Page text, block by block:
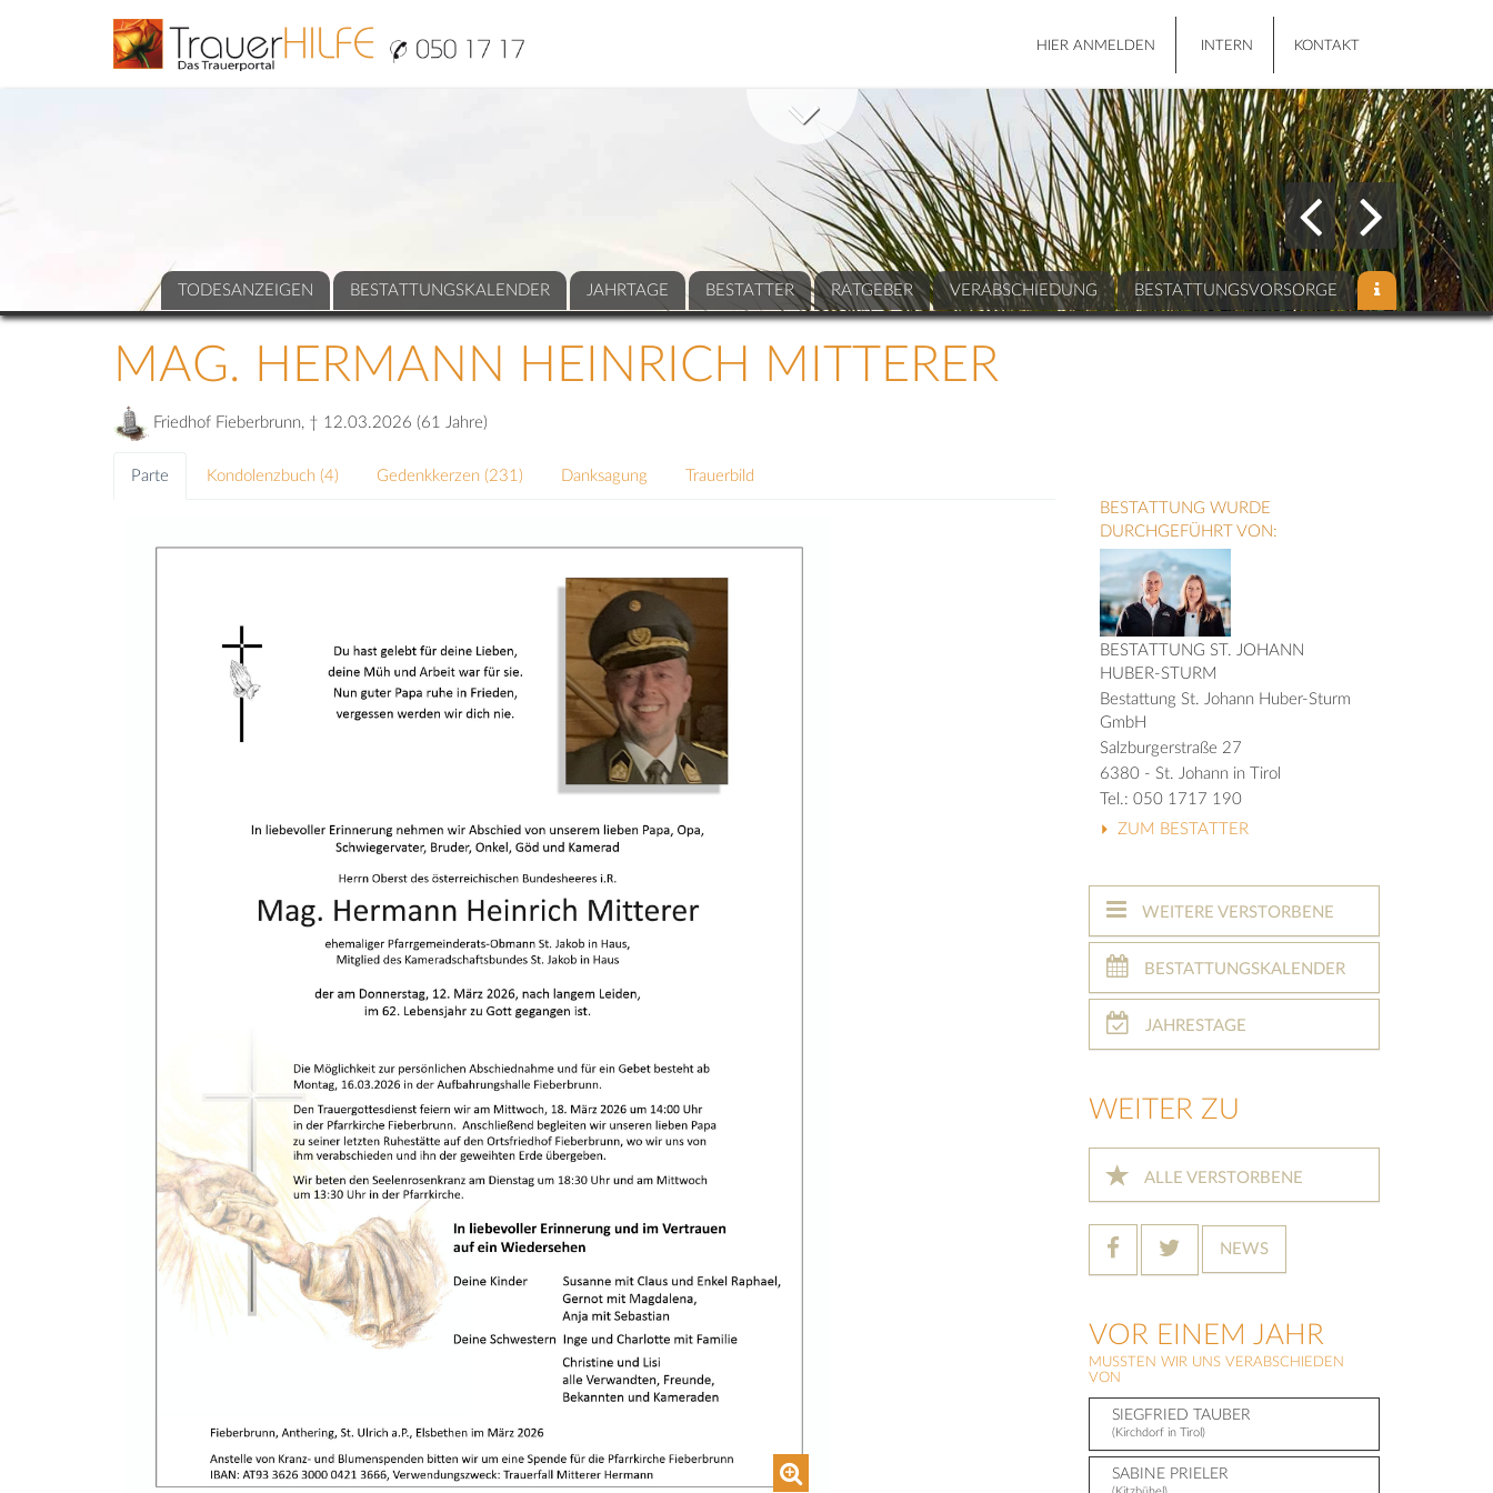
HIER ANMELDEN INTERN KONTAKT
TODESANZEIGEN BESTATTUNGSKALENDER JAHRTAGE BESTATTER RATGEBER VERABSCHIEDUNG BESTATTUNGSVORSORGE
MAG. HERMANN HEINRICH MITTERER
Friedhof Fieberbrunn, † 12.03.2026 (61 Jahre)
Parte Kondolenzbuch (4) Gedenkkerzen (231) Danksagung
Trauerbild
BESTATTUNG WURDE
DURCHGEFÜHRT VON:
BESTATTUNG ST. JOHANN
HUBER-STURM
Bestattung St. Johann Huber-Sturm
GmbH
Salzburgerstraße 27
6380 - St. Johann in Tirol
Tel.: 050 1717 190
ZUM BESTATTER
WEITERE VERSTORBENE
BESTATTUNGSKALENDER
JAHRESTAGE
WEITER ZU
ALLE VERSTORBENE
NEWS
VOR EINEM JAHR
MUSSTEN WIR UNS VERABSCHIEDEN
VON
SIEGFRIED TAUBER
(Kirchdorf in Tirol)
SABINE PRIELER